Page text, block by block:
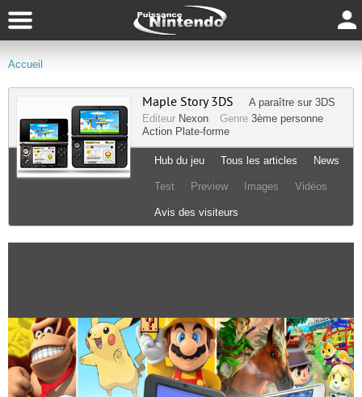
Accueil
Maple Story 3DS A paraître sur 3DS
Editeur Nexon Genre 3ème personne
Action Plate-forme
Hub du jeu Tous les articles News
Test Preview Images Vidéos
Avis des visiteurs